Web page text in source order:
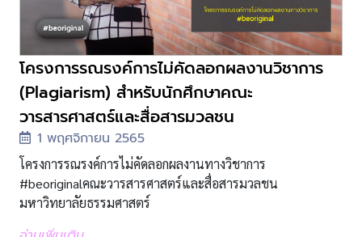
โครงการรณรงค์การไม่คัดลอกผลงานวิชาการ
(Plagiarism) สำหรับนักศึกษาคณะ
วารสารศาสตร์และสื่อสารมวลชน
1 พฤศจิกายน 2565
โครงการรณรงค์การไม่คัดลอกผลงานทางวิชาการ
#beoriginalคณะวารสารศาสตร์และสื่อสารมวลชน
มหาวิทยาลัยธรรมศาสตร์